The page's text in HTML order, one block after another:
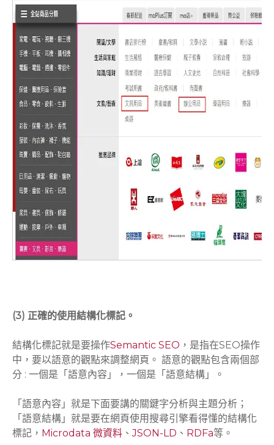
(3) 正確的使用結構化標記。
結構化標記就是要操作Semantic SEO ，是指在SEO操作
中，要以語意的觀點來調整網頁。 語意的觀點包含兩個部
分 : 一個是「語意內容」，一個是「語意結構」。
「語意內容」就是下面要講的關鍵字分析與主題分析；
「語意結構」就是要在網頁使用搜尋引擎看得懂的結構化
標記， Microdata 微資料 、JSON-LD 、 RDFa等。